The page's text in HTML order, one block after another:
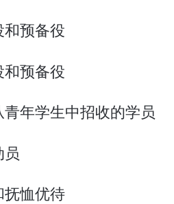
预备役
预备役
年学生中招收的学员
恤优待